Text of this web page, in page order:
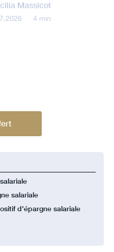
Massicot
4 min
salariale
d'épargne salariale